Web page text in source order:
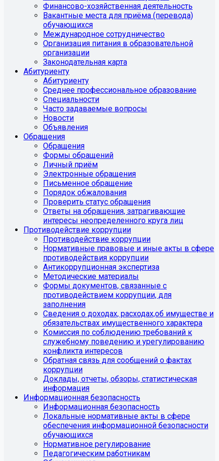
Финансово-хозяйственная деятельность
Вакантные места для приёма (перевода)
обучающихся
Международное сотрудничество
Организация питания в образовательной
организации
Законодательная карта
Абитуриенту
Абитуриенту
Среднее профессиональное образование
Специальности
Часто задаваемые вопросы
Новости
Объявления
Обращения
Обращения
Формы обращений
Личный приём
Электронные обращения
Письменное обращение
Порядок обжалования
Проверить статус обращения
Ответы на обращения, затрагивающие
интересы неопределенного круга лиц
Противодействие коррупции
Противодействие коррупции
Нормативные правовые и иные акты в сфере
противодействия коррупции
Антикоррупционная экспертиза
Методические материалы
Формы документов, связанные с
противодействием коррупции, для
заполнения
Сведения о доходах, расходах,об имуществе и
обязательствах имущественного характера
Комиссия по соблюдению требований к
служебному поведению и урегулированию
конфликта интересов
Обратная связь для сообщений о фактах
коррупции
Доклады, отчеты, обзоры, статистическая
информация
Информационная безопасность
Информационная безопасность
Локальные нормативные акты в сфере
обеспечения информационной безопасности
обучающихся
Нормативное регулирование
Педагогическим работникам